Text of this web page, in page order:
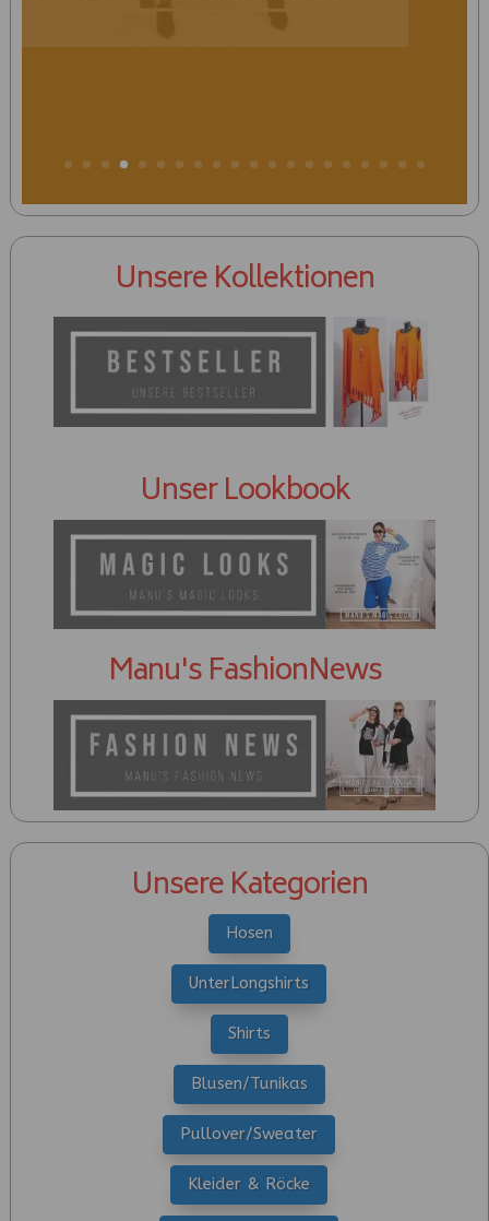
Unsere Kollektionen
Unser Lookbook
Manu's FashionNews
Unsere Kategorien
Hosen
UnterLongshirts
Shirts
Blusen/Tunikas
Pullover/Sweater
Kleider & Röcke